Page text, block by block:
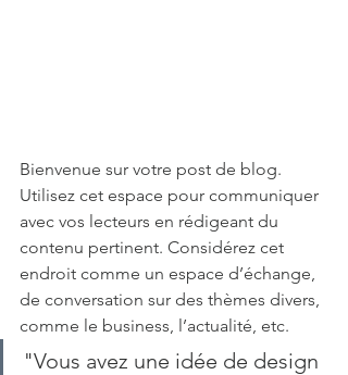
Bienvenue sur votre post de blog.
Utilisez cet espace pour communiquer
avec vos lecteurs en rédigeant du
contenu pertinent. Considérez cet
endroit comme un espace d’échange,
de conversation sur des thèmes divers,
comme le business, l’actualité, etc.
"Vous avez une idée de design